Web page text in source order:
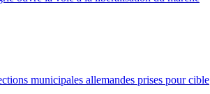
municipales allemandes prises pour cible